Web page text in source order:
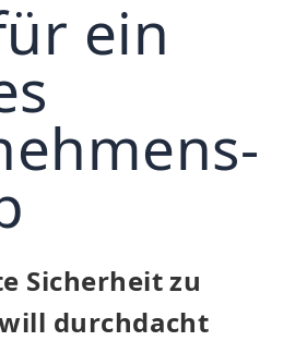
ein
Sicherheit zu
durchdacht